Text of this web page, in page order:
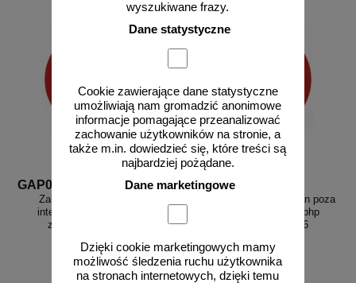
wyszukiwane frazy.
Dane statystyczne
Cookie zawierające dane statystyczne
umożliwiają nam gromadzić anonimowe
informacje pomagające przeanalizować
zachowanie użytkowników na stronie, a
także m.in. dowiedzieć się, które treści są
najbardziej pożądane.
Dane marketingowe
Dzięki cookie marketingowych mamy
możliwość śledzenia ruchu użytkownika
na stronach internetowych, dzięki temu
GAP044
Zakaz używania okularów
interaktywnych - znak bhp
zakazujący - GAP044
GAP046
Zakaz wystawiania kończyn poza
sanie (tobogan) - znak bhp
zakazujący - GAP046